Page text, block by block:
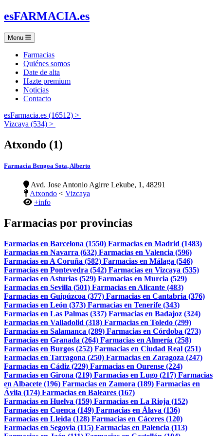
esFARMACIA.es
Menu
Farmacias
Quiénes somos
Date de alta
Hazte premium
Noticias
Contacto
esFarmacia.es (16512) >
Vizcaya (534) >
Atxondo (1)
Farmacia Bengoa Sota, Alberto
Avd. Jose Antonio Agirre Lekube, 1, 48291
Atxondo < Vizcaya
+info
Farmacias por provincias
Farmacias en Barcelona (1550) Farmacias en Madrid (1483)
Farmacias en Navarra (632) Farmacias en Valencia (596)
Farmacias en A Coruña (582) Farmacias en Málaga (546)
Farmacias en Pontevedra (542) Farmacias en Vizcaya (535)
Farmacias en Asturias (529) Farmacias en Murcia (529)
Farmacias en Sevilla (501) Farmacias en Alicante (483)
Farmacias en Guipúzcoa (377) Farmacias en Cantabria (376)
Farmacias en León (373) Farmacias en Tenerife (343)
Farmacias en Las Palmas (337) Farmacias en Badajoz (324)
Farmacias en Valladolid (318) Farmacias en Toledo (299)
Farmacias en Salamanca (289) Farmacias en Córdoba (273)
Farmacias en Granada (264) Farmacias en Almería (258)
Farmacias en Burgos (252) Farmacias en Ciudad Real (251)
Farmacias en Tarragona (250) Farmacias en Zaragoza (247)
Farmacias en Cádiz (229) Farmacias en Ourense (224)
Farmacias en Girona (219) Farmacias en Lugo (217) Farmacias
en Albacete (196) Farmacias en Zamora (189) Farmacias en
Ávila (174) Farmacias en Baleares (167)
Farmacias en Huelva (159) Farmacias en La Rioja (152)
Farmacias en Cuenca (149) Farmacias en Álava (136)
Farmacias en Lleida (128) Farmacias en Cáceres (120)
Farmacias en Segovia (115) Farmacias en Palencia (113)